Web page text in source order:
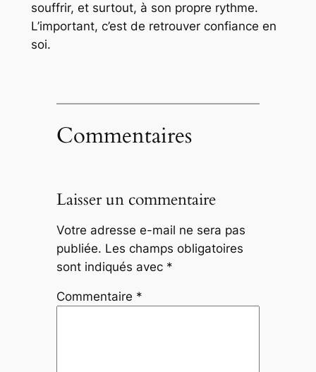
souffrir, et surtout, à son propre rythme.
L’important, c’est de retrouver confiance en
soi.
Commentaires
Laisser un commentaire
Votre adresse e-mail ne sera pas
publiée. Les champs obligatoires
sont indiqués avec *
Commentaire *